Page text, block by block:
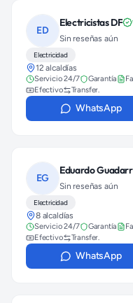
ED
Electricistas DF
Sin reseñas aún
Electricidad
12 alcaldías
Servicio 24/7 Garantía
Efectivo
Transfer.
WhatsApp
EG
Eduardo
Sin reseñas aún
Electricidad
8 alcaldías
Servicio 24/7 Garantía
Efectivo
Transfer.
WhatsApp